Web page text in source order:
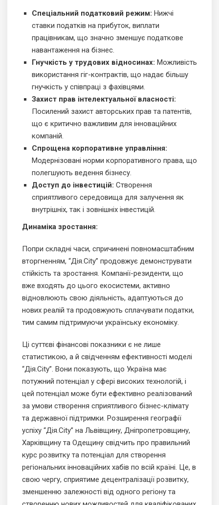
Спеціальний податковий режим: Нижчі
ставки податків на прибуток, виплати
працівникам, що значно зменшує податкове
навантаження на бізнес.
Гнучкість у трудових відносинах: Можливість
використання гіг-контрактів, що надає більшу
гнучкість у співпраці з фахівцями.
Захист прав інтелектуальної власності:
Посилений захист авторських прав та патентів,
що є критично важливим для інноваційних
компаній.
Спрощена корпоративне управління:
Модернізовані норми корпоративного права, що
полегшують ведення бізнесу.
Доступ до інвестицій: Створення
сприятливого середовища для залучення як
внутрішніх, так і зовнішніх інвестицій.
Динаміка зростання:
Попри складні часи, спричинені повномасштабним
вторгненням, “Дія.City” продовжує демонструвати
стійкість та зростання. Компанії-резиденти, що
вже входять до цього екосистеми, активно
відновлюють свою діяльність, адаптуються до
нових реалій та продовжують сплачувати податки,
тим самим підтримуючи українську економіку.
Ці суттєві фінансові показники є не лише
статистикою, а й свідченням ефективності моделі
“Дія.City”. Вони показують, що Україна має
потужний потенціал у сфері високих технологій, і
цей потенціал може бути ефективно реалізований
за умови створення сприятливого бізнес-клімату
та державної підтримки. Розширення географії
успіху “Дія.City” на Львівщину, Дніпропетровщину,
Харківщину та Одещину свідчить про правильний
курс розвитку та потенціал для створення
регіональних інноваційних хабів по всій країні. Це, в
свою чергу, сприятиме децентралізації розвитку,
зменшенню залежності від одного регіону та